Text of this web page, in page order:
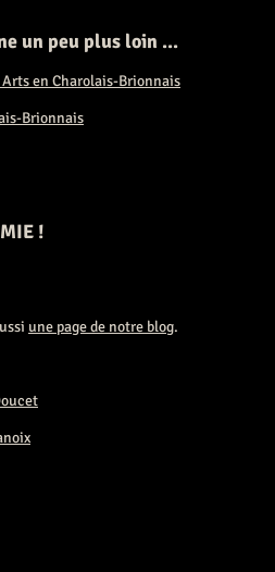
un peu plus loin ...
en Charolais-Brionnais
Brionnais
!
une page de notre blog.